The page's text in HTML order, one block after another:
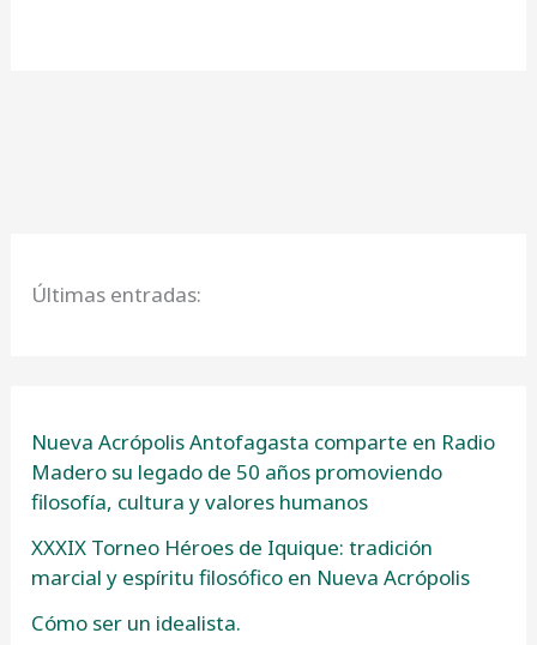
Últimas entradas:
Nueva Acrópolis Antofagasta comparte en Radio
Madero su legado de 50 años promoviendo
filosofía, cultura y valores humanos
XXXIX Torneo Héroes de Iquique: tradición
marcial y espíritu filosófico en Nueva Acrópolis
Cómo ser un idealista.